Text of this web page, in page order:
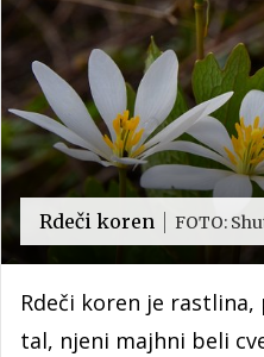
Rdeči koren FOTO:
Rdeči koren je
tal, njeni majhni beli